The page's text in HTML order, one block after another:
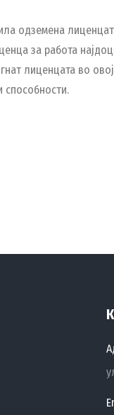
одземена
за работа
лиценцата во
способности.